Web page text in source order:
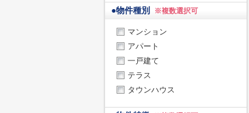
●物件種別 ※複数選択可
マンション
アパート
一戸建て
テラス
タウンハウス